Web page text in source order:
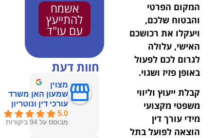
המקום הפרטי
והבטוח שלכם,
ויעקלו את רכושכם
האישי, עלולה
לגרום לכם לפעול
באופן פזיז ושגוי.
קבלת ייעוץ וליווי
משפטי מקצועי
מידי עורך דין
הוצאה לפועל בתל
אשמח
להתייעץ
עם עו"ד
חוות דעת
מצוין
שמעון האן משרד
עורכי דין ונוטריון
5.0
מבוסס על 94 ביקורות